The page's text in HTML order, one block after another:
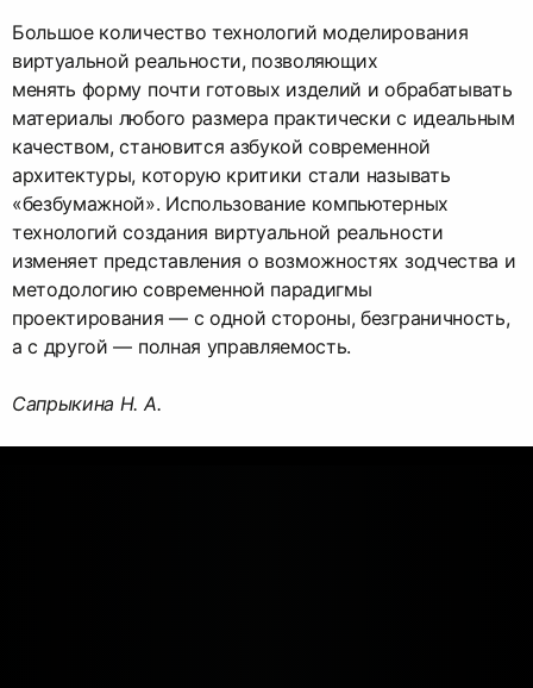
Большое количество технологий моделирования
виртуальной реальности, позволяющих
менять форму почти готовых изделий и обрабатывать
материалы любого размера практически с идеальным
качеством, становится азбукой современной
архитектуры, которую критики стали называть
«безбумажной». Использование компьютерных
технологий создания виртуальной реальности
изменяет представления о возможностях зодчества и
методологию современной парадигмы
проектирования — с одной стороны, безграничность,
а с другой — полная управляемость.
Сапрыкина Н. А.